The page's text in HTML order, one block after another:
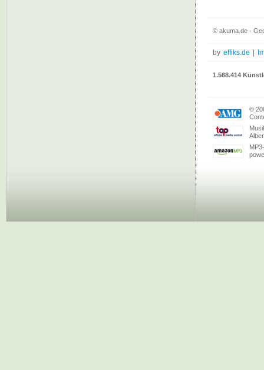
© akuma.de -
by effiks.de
1.568.414
©